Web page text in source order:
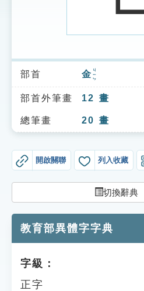
索引選單
知識索引
單字索引
遊戲專區
教學應用
貓頭鷹博士
部首 金 ㄐㄧㄣ
部首外筆畫 12 畫
總筆畫 20 畫
開啟關聯 列入收藏
切換辭典
教育部異體字字典
字級：
正字